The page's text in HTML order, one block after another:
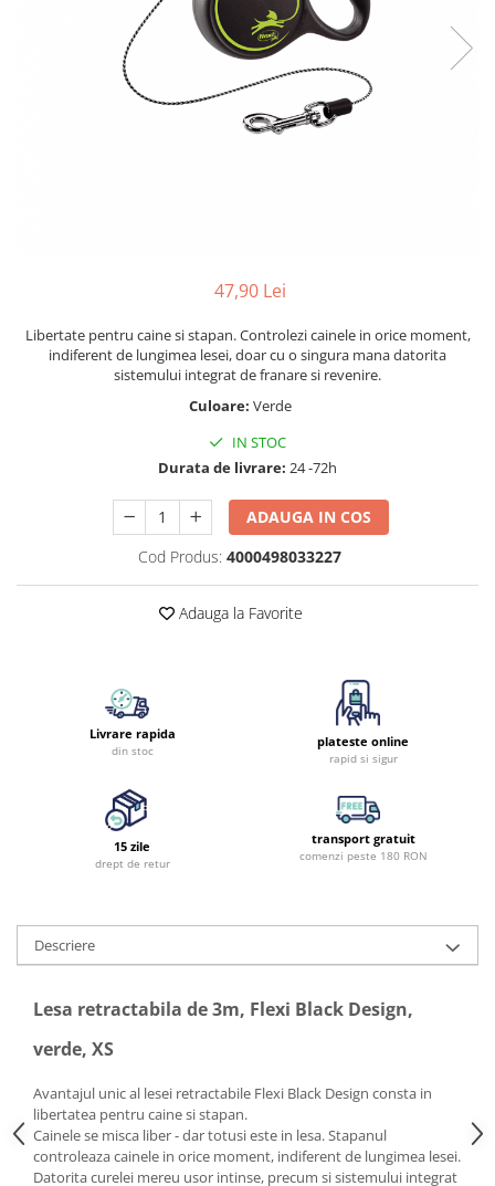
47,90 Lei
Libertate pentru caine si stapan. Controlezi cainele in orice moment,
indiferent de lungimea lesei, doar cu o singura mana datorita
sistemului integrat de franare si revenire.
Culoare: Verde
IN STOC
Durata de livrare: 24 -72h
ADAUGA IN COS
Cod Produs: 4000498033227
Adauga la Favorite
Livrare rapida
din stoc
plateste online
rapid si sigur
15 zile
drept de retur
transport gratuit
comenzi peste 180 RON
Descriere
Lesa retractabila de 3m, Flexi Black Design,
verde, XS
Avantajul unic al lesei retractabile Flexi Black Design consta in
libertatea pentru caine si stapan.
Cainele se misca liber - dar totusi este in lesa. Stapanul
controleaza cainele in orice moment, indiferent de lungimea lesei.
Datorita curelei mereu usor intinse, precum si sistemului integrat